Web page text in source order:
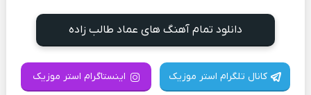
دانلود تمام آهنگ های عماد طالب زاده
کانال تلگرام استر موزیک اینستاگرام استر موزیک